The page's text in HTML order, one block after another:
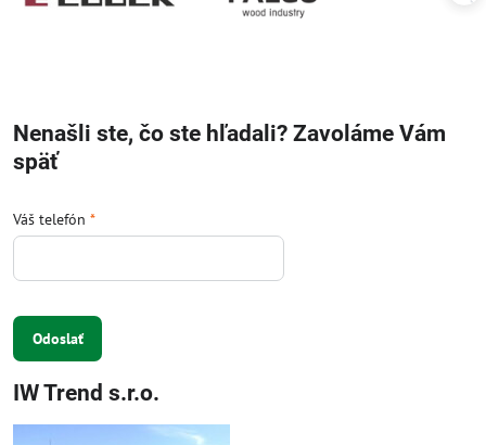
Nenašli ste, čo ste hľadali? Zavoláme Vám
späť
Váš telefón *
Odoslať
IW Trend s.r.o.